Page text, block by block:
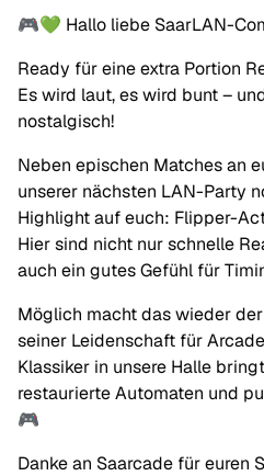
🎮💚 Hallo liebe SaarLAN-
Ready für eine extra Portion
Es wird laut, es wird bunt –
nostalgisch!
Neben epischen Matches an
unserer nächsten LAN-Party
Highlight auf euch: Flipper-
Hier sind nicht nur schnelle
auch ein gutes Gefühl für
Möglich macht das wieder der
seiner Leidenschaft für
Klassiker in unsere Halle
restaurierte Automaten und
🎮
Danke an Saarcade für euren